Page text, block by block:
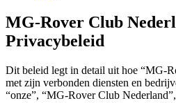
MG-Rover Club
Privacybeleid
Dit beleid legt in detail uit hoe “MG-
met zijn verbonden diensten en
“onze”, “MG-Rover Club